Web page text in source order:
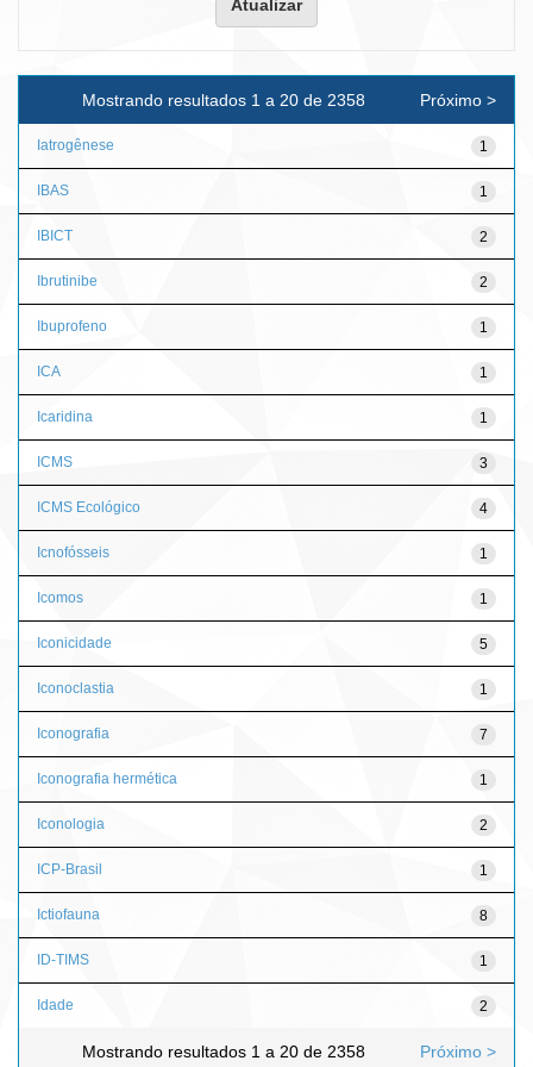
Mostrando resultados 1 a 20 de 2358 Próximo >
Iatrogênese 1
IBAS 1
IBICT 2
Ibrutinibe 2
Ibuprofeno 1
ICA 1
Icaridina 1
ICMS 3
ICMS Ecológico 4
Icnofósseis 1
Icomos 1
Iconicidade 5
Iconoclastia 1
Iconografia 7
Iconografia hermética 1
Iconologia 2
ICP-Brasil 1
Ictiofauna 8
ID-TIMS 1
Idade 2
Mostrando resultados 1 a 20 de 2358 Próximo >